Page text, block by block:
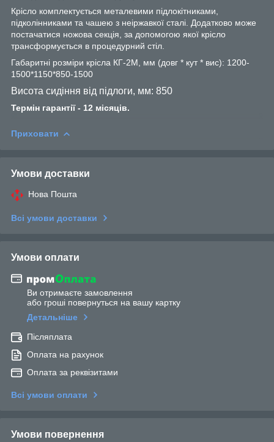
Крісло комплектується металевими підлокітниками,
підколінниками та чашею з неіржавкої сталі. Додатково може
постачатися ножова секція, за допомогою якої крісло
трансформується в процедурний стіл.
Габаритні розміри крісла КГ-2М, мм (довг * кут * вис): 1200-
1500*1150*850-1500
Висота сидіння від підлоги, мм: 850
Термін гарантії - 12 місяців.
Приховати
Умови доставки
Нова Пошта
Всі умови доставки
Умови оплати
Ви отримаєте замовлення
або гроші повернуться на вашу картку
Детальніше
Післяплата
Оплата на рахунок
Оплата за реквізитами
Всі умови оплати
Умови повернення